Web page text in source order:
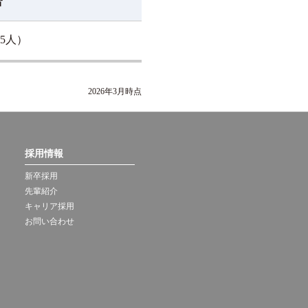
）
2026年3月時点
採用情報
新卒採用
先輩紹介
キャリア採用
お問い合わせ